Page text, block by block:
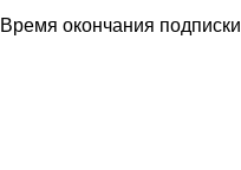
Время окончания подписки